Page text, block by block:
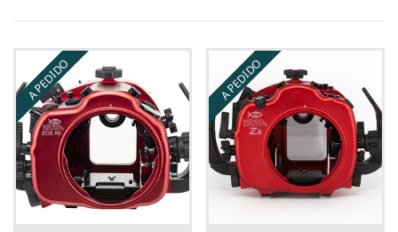
A PEDIDO A PEDIDO